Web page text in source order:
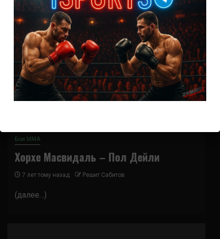
Бои ММА
Хорхе Масвидаль – Пол Дейли
7 лет тому назад Решит Сабитов
(далее…)